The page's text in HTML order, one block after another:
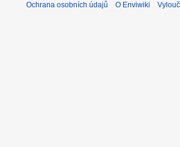
Ochrana osobních údajů O Enviwiki